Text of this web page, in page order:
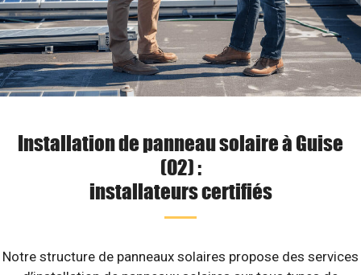
Installation de panneau solaire à Guise
(02) :
installateurs certifiés
Notre structure de panneaux solaires propose des services